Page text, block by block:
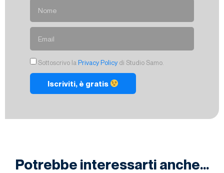
Sottoscrivo la Privacy Policy di Studio Samo.
Iscriviti, è gratis
Potrebbe interessarti anche...